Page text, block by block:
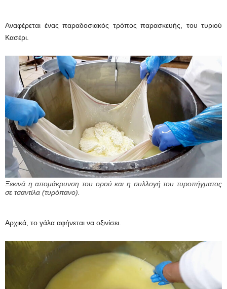
Αναφέρεται ένας παραδοσιακός τρόπος παρασκευής, του τυριού
Κασέρι.
Ξεκινά η απομάκρυνση του ορού και η συλλογή του τυροπήγματος
σε τσαντίλα (τυρόπανο).
Αρχικά, το γάλα αφήνεται να οξινίσει.